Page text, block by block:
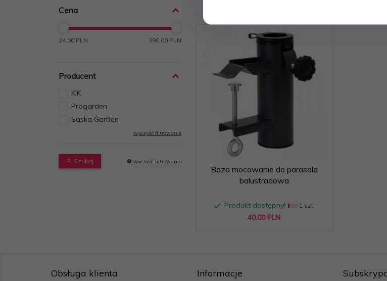
Cena
24.00 PLN 390.00 PLN
Producent
KIK
Progarden
Saska Garden
wyczyść filtrowanie
Szukaj wyczyść filtrowanie
Baza mocowanie do parasola
balustradowa
Produkt dostępny! 1 szt.
40,00 PLN
Obsługa klienta Informacje